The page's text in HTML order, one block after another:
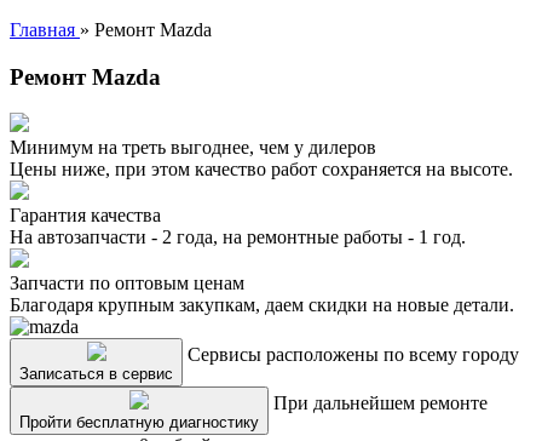
Главная » Ремонт Mazda
Ремонт Mazda
Минимум на треть выгоднее, чем у дилеров
Цены ниже, при этом качество работ сохраняется на высоте.
Гарантия качества
На автозапчасти - 2 года, на ремонтные работы - 1 год.
Запчасти по оптовым ценам
Благодаря крупным закупкам, даем скидки на новые детали.
Записаться в сервис
Сервисы расположены по всему городу
Пройти бесплатную диагностику
При дальнейшем ремонте